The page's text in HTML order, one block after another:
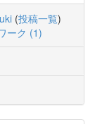
(投稿一覧)
ーク (1)